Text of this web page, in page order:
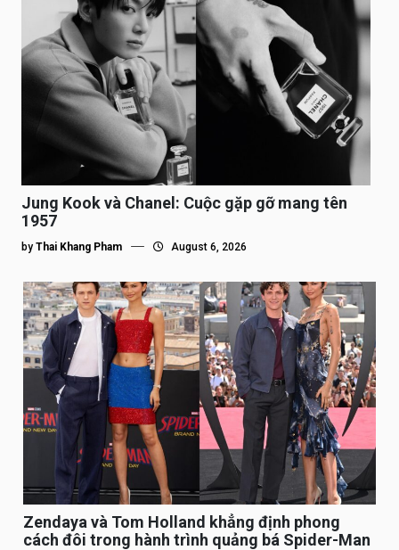
Jung Kook và Chanel: Cuộc gặp gỡ mang tên
1957
by Thai Khang Pham August 6, 2026
Zendaya và Tom Holland khẳng định phong
cách đôi trong hành trình quảng bá Spider-Man